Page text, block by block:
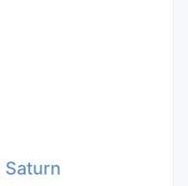
Saturn